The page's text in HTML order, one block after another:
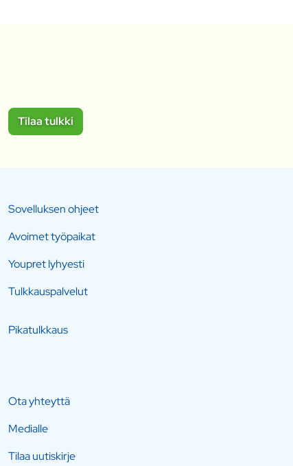
Tilaa tulkki
Sovelluksen ohjeet
Avoimet työpaikat
Youpret lyhyesti
Tulkkauspalvelut
Pikatulkkaus
Ota yhteyttä
Medialle
Tilaa uutiskirje